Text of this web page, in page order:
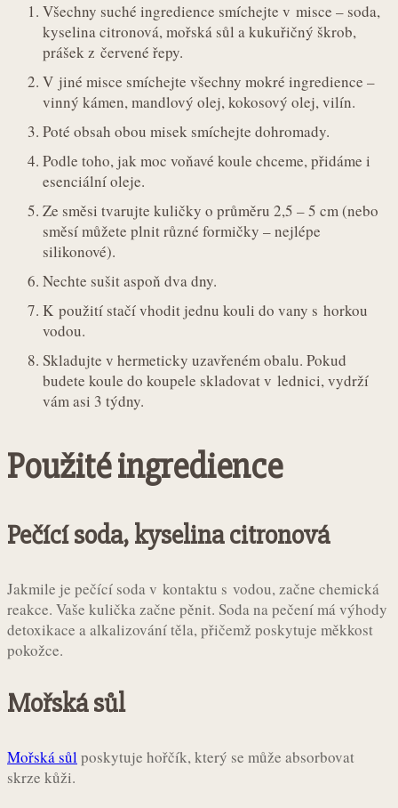
Všechny suché ingredience smíchejte v misce – soda,
kyselina citronová, mořská sůl a kukuřičný škrob,
prášek z červené řepy.
V jiné misce smíchejte všechny mokré ingredience –
vinný kámen, mandlový olej, kokosový olej, vilín.
Poté obsah obou misek smíchejte dohromady.
Podle toho, jak moc voňavé koule chceme, přidáme i
esenciální oleje.
Ze směsi tvarujte kuličky o průměru 2,5 – 5 cm (nebo
směsí můžete plnit různé formičky – nejlépe
silikonové).
Nechte sušit aspoň dva dny.
K použití stačí vhodit jednu kouli do vany s horkou
vodou.
Skladujte v hermeticky uzavřeném obalu. Pokud
budete koule do koupele skladovat v lednici, vydrží
vám asi 3 týdny.
Použité ingredience
Pečící soda, kyselina citronová
Jakmile je pečící soda v kontaktu s vodou, začne chemická
reakce. Vaše kulička začne pěnit. Soda na pečení má výhody
detoxikace a alkalizování těla, přičemž poskytuje měkkost
pokožce.
Mořská sůl
Mořská sůl poskytuje hořčík, který se může absorbovat
skrze kůži.